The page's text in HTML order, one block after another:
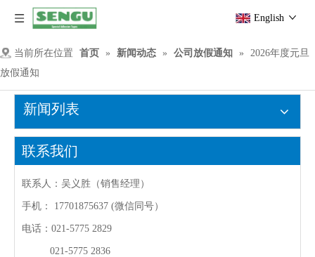
English
当前所在位置 首页 » 新闻动态 » 公司放假通知 »
2026年度元旦
放假通知
新闻列表
联系我们
联系人：吴义胜（销售经理）
手机： 17701875637 (微信同号）
电话：021-5775 2829
021-5775 2836